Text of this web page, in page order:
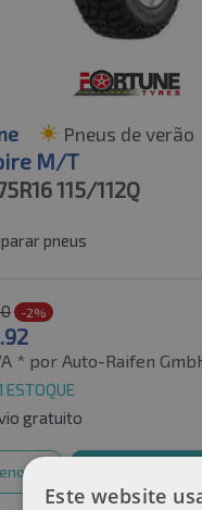
Pneus de verão
M/T
115/112Q
pneus
-2%
* por Auto-Raifen
ESTOQUE
gratuito
Este website